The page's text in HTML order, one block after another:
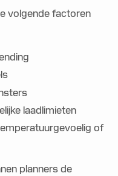
volgende factoren
laadlimieten
of
planners de